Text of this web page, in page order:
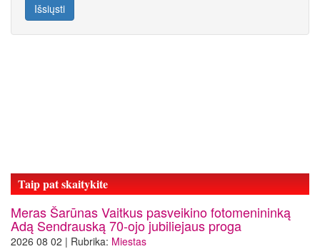
Išsiųsti
Taip pat skaitykite
Meras Šarūnas Vaitkus pasveikino fotomenininką
Adą Sendrauską 70-ojo jubiliejaus proga
2026 08 02 | Rubrika: Miestas